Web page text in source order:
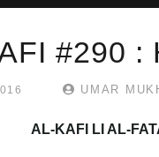
#290 :
UMAR
AL-KAFI LI AL-